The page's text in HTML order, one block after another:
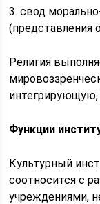
3. свод
(представления
Религия
интегрирующую,
Функции
Культурный
соотносится с
учреждениями,